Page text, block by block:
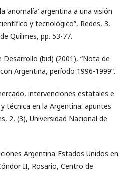
‘anomalía’ argentina a una visión
y tecnológico”, Redes, 3,
Quilmes, pp. 53-77.
(bid) (2001), “Nota de
Argentina, período 1996-1999”.
intervenciones estatales e
técnica en la Argentina: apuntes
2, (3), Universidad Nacional de
Argentina-Estados Unidos en
II, Rosario, Centro de